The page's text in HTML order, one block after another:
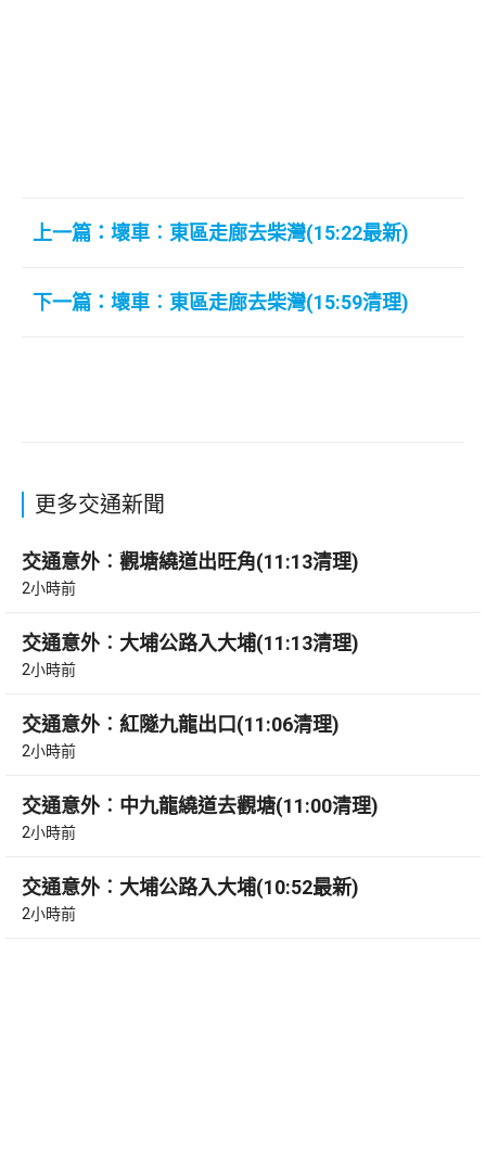
上一篇：壞車︰東區走廊去柴灣(15:22最新)
下一篇：壞車︰東區走廊去柴灣(15:59清理)
更多交通新聞
交通意外︰觀塘繞道出旺角(11:13清理)
2小時前
交通意外︰大埔公路入大埔(11:13清理)
2小時前
交通意外︰紅隧九龍出口(11:06清理)
2小時前
交通意外︰中九龍繞道去觀塘(11:00清理)
2小時前
交通意外︰大埔公路入大埔(10:52最新)
2小時前